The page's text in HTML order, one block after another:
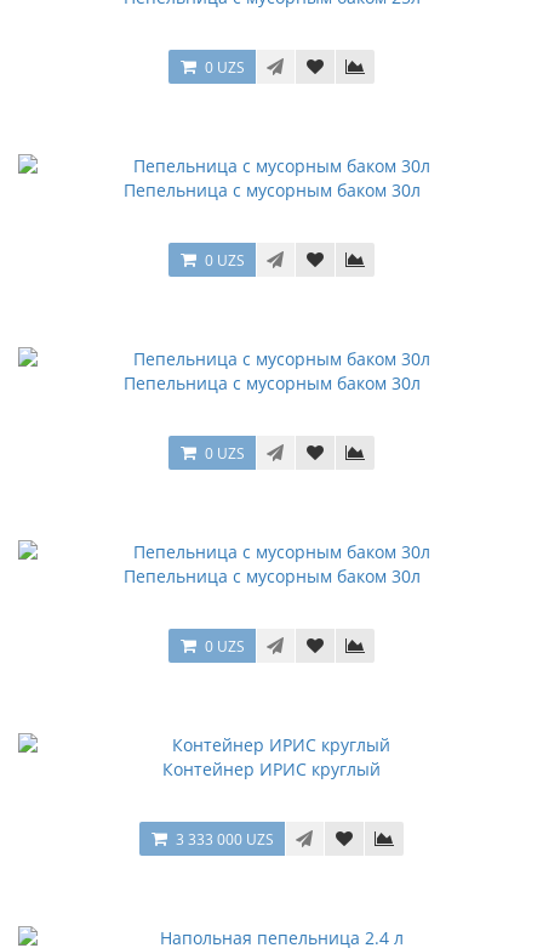
0 UZS
Пепельница с мусорным баком 30л
0 UZS
Пепельница с мусорным баком 30л
0 UZS
Пепельница с мусорным баком 30л
0 UZS
Контейнер ИРИС круглый
3 333 000 UZS